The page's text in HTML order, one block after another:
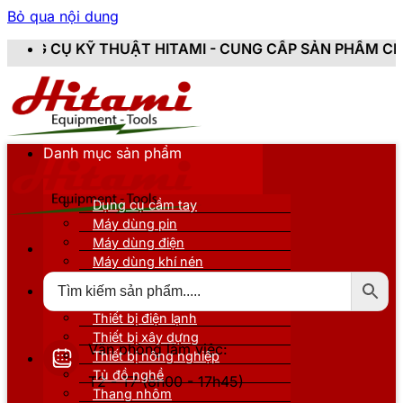
Bỏ qua nội dung
HITAMI - CUNG CẤP SẢN PHẨM CHÍNH HÃNG, MỚI
Văn phòng làm việc:
T2 - T7 (8h00 - 17h45)
Danh mục sản phẩm
Dụng cụ cầm tay
Máy dùng pin
Máy dùng điện
Máy dùng khí nén
Thiết bị nâng đỡ
Thiết bị điện lạnh
Thiết bị xây dựng
Thiết bị nông nghiệp
Tủ đồ nghề
Thang nhôm